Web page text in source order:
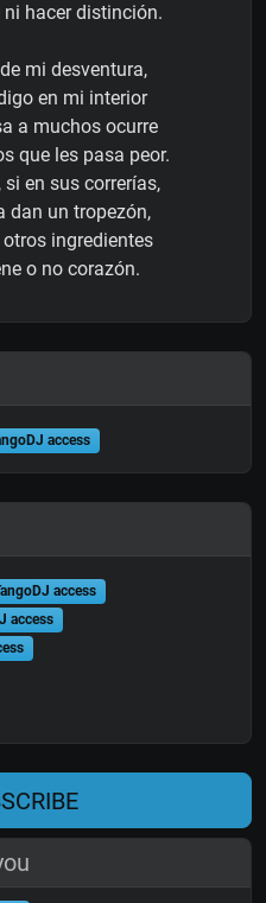
hacer distinción.
mi desventura,
en mi interior
a muchos ocurre
que les pasa peor.
en sus correrías,
dan un tropezón,
ingredientes
o no corazón.
access
access
access